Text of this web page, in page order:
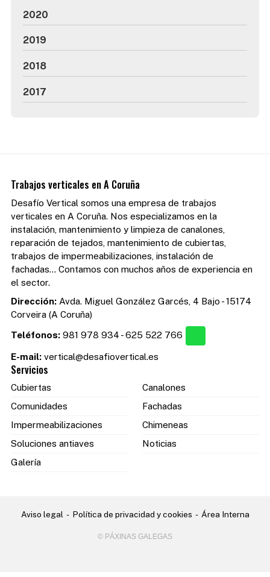
2020
2019
2018
2017
Trabajos verticales en A Coruña
Desafío Vertical somos una empresa de trabajos
verticales en A Coruña. Nos especializamos en la
instalación, mantenimiento y limpieza de canalones,
reparación de tejados, mantenimiento de cubiertas,
trabajos de impermeabilizaciones, instalación de
fachadas... Contamos con muchos años de experiencia en
el sector.
Dirección: Avda. Miguel González Garcés, 4 Bajo - 15174
Corveira (A Coruña)
Teléfonos: 981 978 934 -625 522 766
E-mail: vertical@desafiovertical.es
Servicios
Cubiertas
Canalones
Comunidades
Fachadas
Impermeabilizaciones
Chimeneas
Soluciones antiaves
Noticias
Galería
Aviso legal - Política de privacidad y cookies - Área Interna
© PÁXINAS GALEGAS